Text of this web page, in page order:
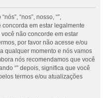
“nos”, nosso, “”,
concorda em estar legalmente
não concorde em estar
por favor não acesse e/ou
qualquer momento e nós vamos
nós recomendamos que você
“” depois, significa que você
termos e/ou atualizações